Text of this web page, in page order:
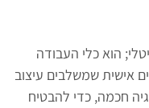
הוא כלי העבודה
אישית שמשלבים עיצוב
חכמה, כדי להבטיח